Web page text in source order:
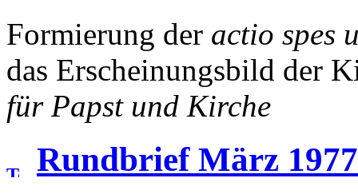
Formierung der actio spes
das Erscheinungsbild der
für Papst und Kirche
Rundbrief März 1977